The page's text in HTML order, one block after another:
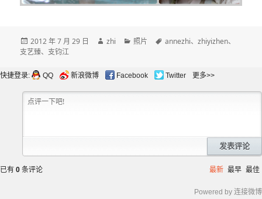
发
布
2012 年 7 月 29 日
作
zhi
分
照片
标
annezhi、zhiyizhen、
支艺臻、 支钧江
快捷登录: QQ 新浪微博 Facebook Twitter 更多>>
发表评论
已有 0 条评论 最新 最早 最佳
Powered by 连接微博